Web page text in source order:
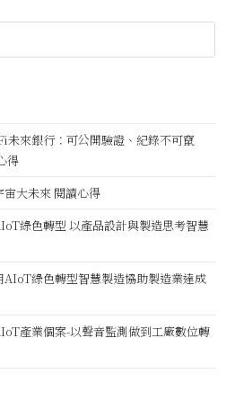
未來銀行：可公開驗證、紀錄不可竄
得
大未來 閱讀心得
綠色轉型 以產品設計與製造思考智慧
綠色轉型智慧製造協助製造業達成
產業個案-以聲音監測做到工廠數位轉